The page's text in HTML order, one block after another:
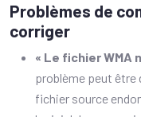
Problèmes de
corriger
« Le fichier WMA
problème peut être
fichier source